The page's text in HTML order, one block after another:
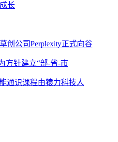
长
创公司Perplexity正式向谷
方针建立“部-省-市
通识课程由猿力科技人